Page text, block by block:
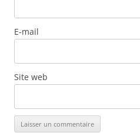
E-mail
Site web